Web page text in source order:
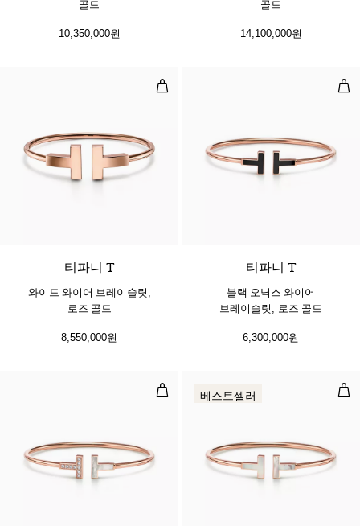
골드
10,350,000원
골드
14,100,000원
와이드 와이어 브레이슬릿, 로즈 골
티파니 T
와이드 와이어 브레이슬릿,
로즈 골드
8,550,000원
블
티파니 T
블랙 오닉스 와이어
브레이슬릿, 로즈 골드
6,300,000원
와이어 브레이슬릿, 로즈 골드, 다와
베스트셀러